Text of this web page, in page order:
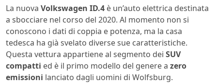
La nuova Volkswagen ID.4 è un’auto elettrica destinata
a sbocciare nel corso del 2020. Al momento non si
conoscono i dati di coppia e potenza, ma la casa
tedesca ha già svelato diverse sue caratteristiche.
Questa vettura appartiene al segmento dei SUV
compatti ed è il primo modello del genere a zero
emissioni lanciato dagli uomini di Wolfsburg.